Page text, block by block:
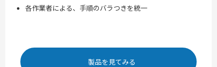
各作業者による、手順のバラつきを統一
製品を見てみる